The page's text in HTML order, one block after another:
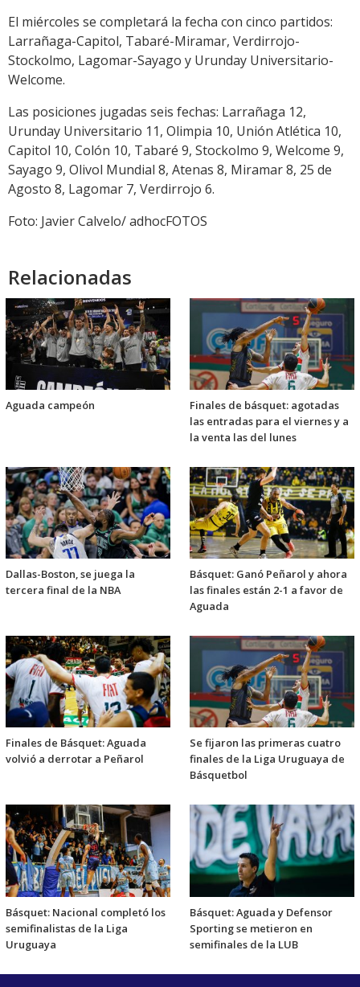
El miércoles se completará la fecha con cinco partidos:
Larrañaga-Capitol, Tabaré-Miramar, Verdirrojo-
Stockolmo, Lagomar-Sayago y Urunday Universitario-
Welcome.
Las posiciones jugadas seis fechas: Larrañaga 12,
Urunday Universitario 11, Olimpia 10, Unión Atlética 10,
Capitol 10, Colón 10, Tabaré 9, Stockolmo 9, Welcome 9,
Sayago 9, Olivol Mundial 8, Atenas 8, Miramar 8, 25 de
Agosto 8, Lagomar 7, Verdirrojo 6.
Foto: Javier Calvelo/ adhocFOTOS
Relacionadas
Aguada campeón
Finales de básquet: agotadas
las entradas para el viernes y a
la venta las del lunes
Dallas-Boston, se juega la
tercera final de la NBA
Básquet: Ganó Peñarol y ahora
las finales están 2-1 a favor de
Aguada
Finales de Básquet: Aguada
volvió a derrotar a Peñarol
Se fijaron las primeras cuatro
finales de la Liga Uruguaya de
Básquetbol
Básquet: Nacional completó los
semifinalistas de la Liga
Uruguaya
Básquet: Aguada y Defensor
Sporting se metieron en
semifinales de la LUB